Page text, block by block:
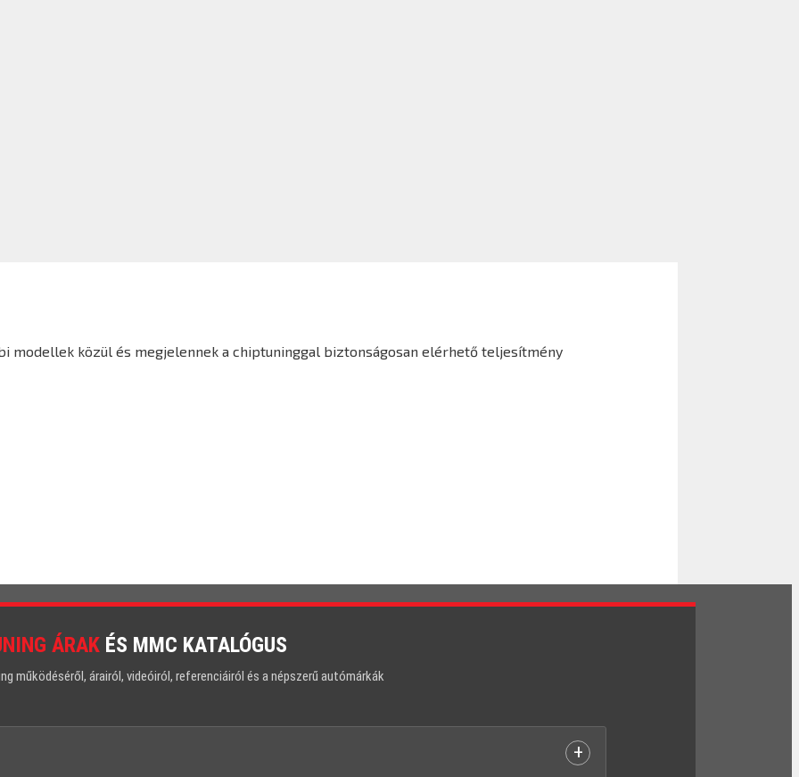
modellek közül és megjelennek a chiptuninggal biztonságosan elérhető teljesítmény
ÁRAK ÉS MMC KATALÓGUS
működéséről, árairól, videóiról, referenciáiról és a népszerű autómárkák
+